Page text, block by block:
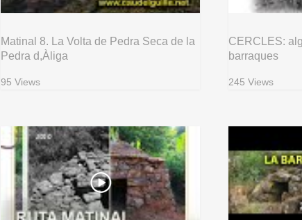
Matinal 8. La Volta de Pedra Seca de la
Pedra d,Àliga
95 Views
CERCLES:
barraques
245 Views